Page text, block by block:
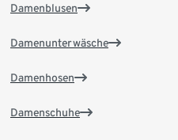
Damenblusen
Damenunterwäsche
Damenhosen
Damenschuhe